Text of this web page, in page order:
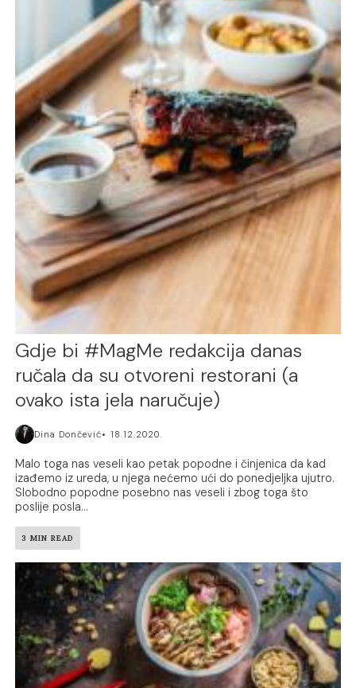
Gdje bi #MagMe redakcija danas
ručala da su otvoreni restorani (a
ovako ista jela naručuje)
Dina Dončević 18.12.2020.
Malo toga nas veseli kao petak popodne i činjenica da kad
izađemo iz ureda, u njega nećemo ući do ponedjeljka ujutro.
Slobodno popodne posebno nas veseli i zbog toga što
poslije posla...
3 MIN READ